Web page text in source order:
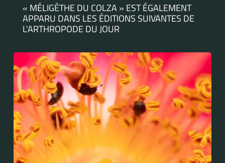
« MÉLIGÈTHE DU COLZA » EST ÉGALEMENT
APPARU DANS LES ÉDITIONS SUIVANTES DE
L'ARTHROPODE DU JOUR